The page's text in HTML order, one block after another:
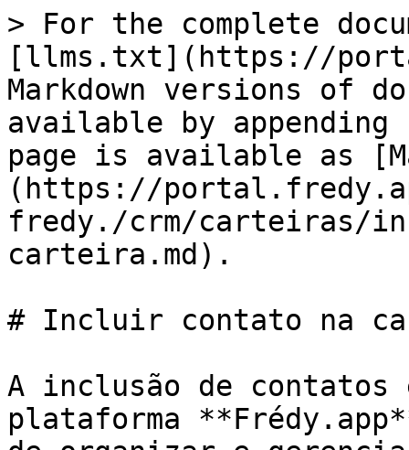
> For the complete
[llms.txt](https://
Markdown versions of
available by
page is available as
(https://
fredy./crm/carteiras/
carteira.md).
# Incluir contato na
A inclusão de contatos
plataforma